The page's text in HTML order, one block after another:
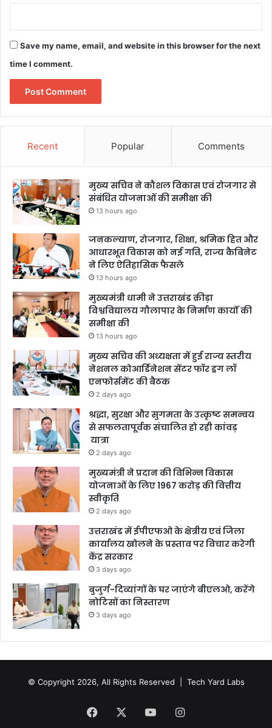
Save my name, email, and website in this browser for the next
time I comment.
Recent Popular Comments
मुख्य सचिव ने कौशल विकास एवं रोजगार से
संबंधित योजनाओं की समीक्षा की
13 hours ago
जनकल्याण, रोजगार, शिक्षा, श्रमिक हित और
आधारभूत विकास को नई गति, राज्य कैबिनेट
ने लिए ऐतिहासिक फैसले
13 hours ago
मुख्यमंत्री धामी ने उत्तराखंड क्रीड़ा
विश्वविद्यालय गौलापार के निर्माण कार्यों की
समीक्षा की
13 hours ago
मुख्य सचिव की अध्यक्षता में हुई राज्य स्तरीय
नेशनल कोआर्डिनेशन सेंटर फॉर ड्रग लॉ
एनफोर्समेंट की बैठक
2 days ago
श्रद्धा, सुरक्षा और सुगमता के उत्कृष्ट समन्वय
से सफलतापूर्वक संचालित हो रही कांवड़
यात्रा
2 days ago
मुख्यमंत्री ने प्रदान की विभिन्न विकास
योजनाओं के लिए 1967 करोड़ की वित्तीय
स्वीकृति
2 days ago
उत्तराखंड में ईपीएफओ के क्षेत्रीय एवं जिला
कार्यालय खोलने के प्रस्ताव पर विचार करेगी
केंद्र सरकार
3 days ago
बुजुर्ग-दिव्यांगों के घर जाएंगे बीएलओ, करेंगे
नोटिसों का निस्तारण
3 days ago
© Copyright 2026, All Rights Reserved | Tech Yard Labs
Facebook YouTubeInstagram